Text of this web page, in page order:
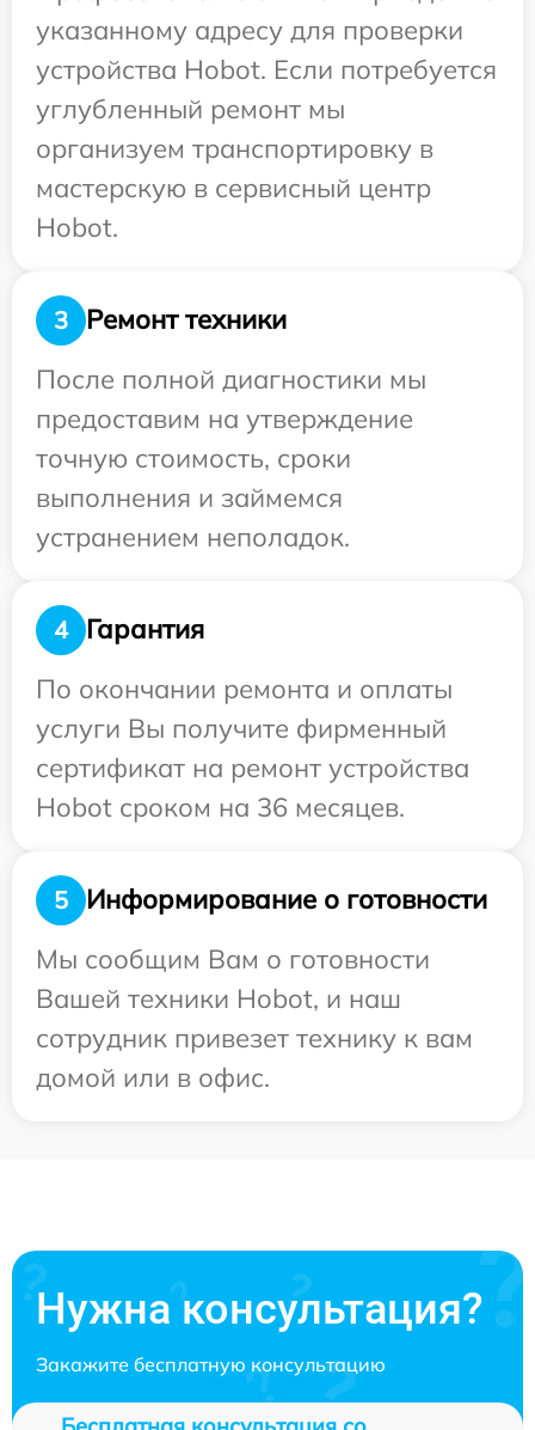
указанному адресу для проверки
устройства Hobot. Если потребуется
углубленный ремонт мы
организуем транспортировку в
мастерскую в сервисный центр
Hobot.
3
Ремонт техники
После полной диагностики мы
предоставим на утверждение
точную стоимость, сроки
выполнения и займемся
устранением неполадок.
4
Гарантия
По окончании ремонта и оплаты
услуги Вы получите фирменный
сертификат на ремонт устройства
Hobot сроком на 36 месяцев.
5
Информирование о готовности
Мы сообщим Вам о готовности
Вашей техники Hobot, и наш
сотрудник привезет технику к вам
домой или в офис.
Нужна консультация?
Закажите бесплатную консультацию